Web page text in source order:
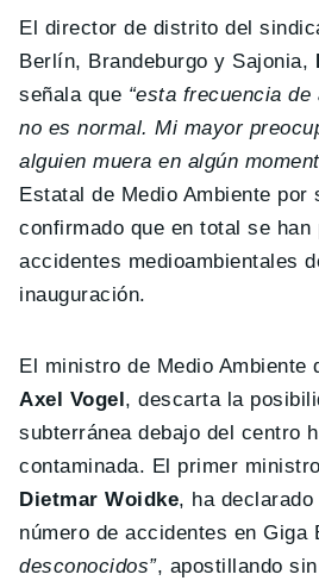
El director de distrito del
Berlín, Brandeburgo y Sajonia,
señala que “esta frecuencia
no es normal. Mi mayor
alguien muera en algún
Estatal de Medio Ambiente por
confirmado que en total se han
accidentes medioambientales
inauguración.
El ministro de Medio Ambiente
Axel Vogel , descarta la
subterránea debajo del centro
contaminada. El primer
Dietmar Woidke, ha
número de accidentes en Giga
desconocidos”, apostillando